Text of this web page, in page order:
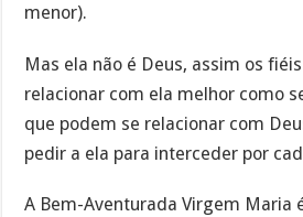
menor).
Mas ela não é Deus, assim os
relacionar com ela melhor como
que podem se relacionar com
pedir a ela para interceder por
A Bem-Aventurada Virgem Maria